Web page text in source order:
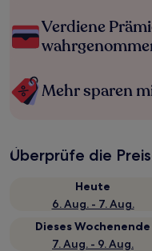
Verdiene
Mehr sparen
Überprüfe die
Heute
6. Aug. - 7. Aug.
Dieses Wochenende
7. Aug. - 9. Aug.